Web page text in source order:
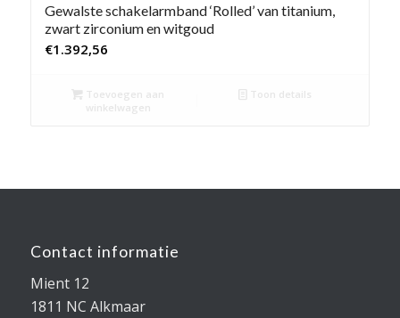
Gewalste schakelarmband ‘Rolled’ van titanium,
zwart zirconium en witgoud
€1.392,56
Toevoegen aan
winkelwagen
Toon details
Contact informatie
Mient 12
1811 NC Alkmaar